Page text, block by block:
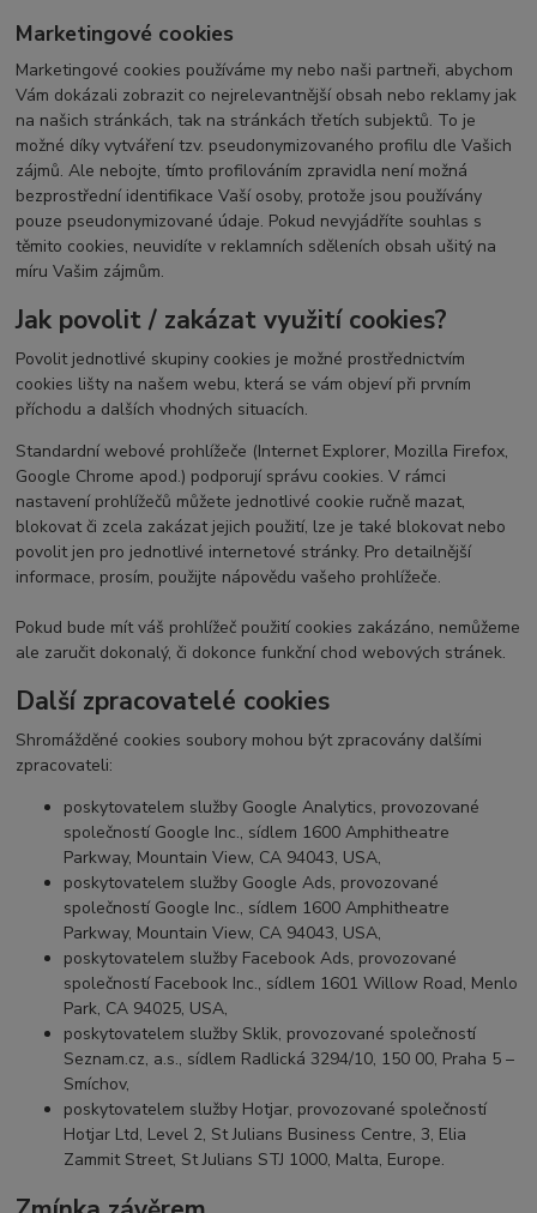
Marketingové cookies
Marketingové cookies používáme my nebo naši partneři, abychom
Vám dokázali zobrazit co nejrelevantnější obsah nebo reklamy jak
na našich stránkách, tak na stránkách třetích subjektů. To je
možné díky vytváření tzv. pseudonymizovaného profilu dle Vašich
zájmů. Ale nebojte, tímto profilováním zpravidla není možná
bezprostřední identifikace Vaší osoby, protože jsou používány
pouze pseudonymizované údaje. Pokud nevyjádříte souhlas s
těmito cookies, neuvidíte v reklamních sděleních obsah ušitý na
míru Vašim zájmům.
Jak povolit / zakázat využití cookies?
Povolit jednotlivé skupiny cookies je možné prostřednictvím
cookies lišty na našem webu, která se vám objeví při prvním
příchodu a dalších vhodných situacích.
Standardní webové prohlížeče (Internet Explorer, Mozilla Firefox,
Google Chrome apod.) podporují správu cookies. V rámci
nastavení prohlížečů můžete jednotlivé cookie ručně mazat,
blokovat či zcela zakázat jejich použití, lze je také blokovat nebo
povolit jen pro jednotlivé internetové stránky. Pro detailnější
informace, prosím, použijte nápovědu vašeho prohlížeče.
Pokud bude mít váš prohlížeč použití cookies zakázáno, nemůžeme
ale zaručit dokonalý, či dokonce funkční chod webových stránek.
Další zpracovatelé cookies
Shromážděné cookies soubory mohou být zpracovány dalšími
zpracovateli:
poskytovatelem služby Google Analytics, provozované
společností Google Inc., sídlem 1600 Amphitheatre
Parkway, Mountain View, CA 94043, USA,
poskytovatelem služby Google Ads, provozované
společností Google Inc., sídlem 1600 Amphitheatre
Parkway, Mountain View, CA 94043, USA,
poskytovatelem služby Facebook Ads, provozované
společností Facebook Inc., sídlem 1601 Willow Road, Menlo
Park, CA 94025, USA,
poskytovatelem služby Sklik, provozované společností
Seznam.cz, a.s., sídlem Radlická 3294/10, 150 00, Praha 5 –
Smíchov,
poskytovatelem služby Hotjar, provozované společností
Hotjar Ltd, Level 2, St Julians Business Centre, 3, Elia
Zammit Street, St Julians STJ 1000, Malta, Europe.